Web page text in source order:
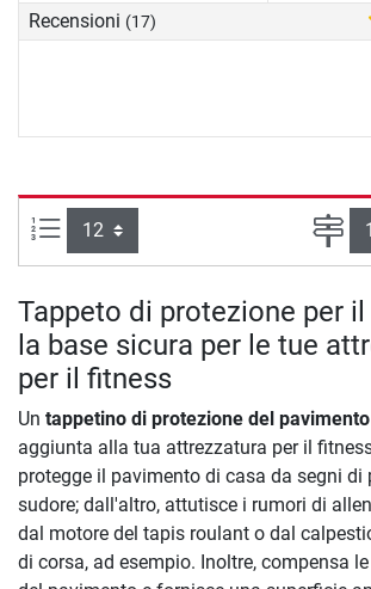
Recensioni (17)
Articoli per pagina:
Tappeto di protezione per
la base sicura per le tue
per il fitness
Un tappetino di protezione del pavimento
aggiunta alla tua attrezzatura per il
protegge il pavimento di casa da segni di
sudore; dall'altro, attutisce i rumori di
dal motore del tapis roulant o dal
di corsa, ad esempio. Inoltre, compensa